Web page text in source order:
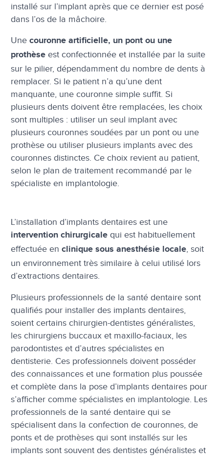
installé sur l’implant après que ce dernier est posé
dans l’os de la mâchoire.
Unecouronne artificielle, un pont ou une
prothèse est confectionnée et installée par la suite
sur le pilier, dépendamment du nombre de dents à
remplacer. Si le patient n’a qu’une dent
manquante, une couronne simple suffit. Si
plusieurs dents doivent être remplacées, les choix
sont multiples : utiliser un seul implant avec
plusieurs couronnes soudées par un pont ou une
prothèse ou utiliser plusieurs implants avec des
couronnes distinctes. Ce choix revient au patient,
selon le plan de traitement recommandé par le
spécialiste en implantologie.
L’installation d’implants dentaires est une
intervention chirurgicale qui est habituellement
effectuée enclinique sous anesthésie locale, soit
un environnement très similaire à celui utilisé lors
d’extractions dentaires.
Plusieurs professionnels de la santé dentaire sont
qualifiés pour installer des implants dentaires,
soient certains chirurgien-dentistes généralistes,
les chirurgiens buccaux et maxillo-faciaux, les
parodontistes et d’autres spécialistes en
dentisterie. Ces professionnels doivent posséder
des connaissances et une formation plus poussée
et complète dans la pose d’implants dentaires pour
s’afficher comme spécialistes en implantologie. Les
professionnels de la santé dentaire qui se
spécialisent dans la confection de couronnes, de
ponts et de prothèses qui sont installés sur les
implants sont souvent des dentistes généralistes et